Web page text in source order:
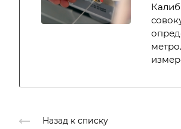
Назад к списку